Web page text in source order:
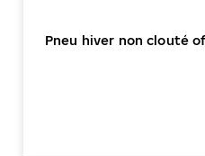
Pneu hiver non clouté